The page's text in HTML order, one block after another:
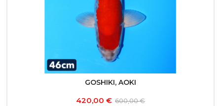
GOSHIKI, AOKI
Prix
420,00 € Prix
600,00 €